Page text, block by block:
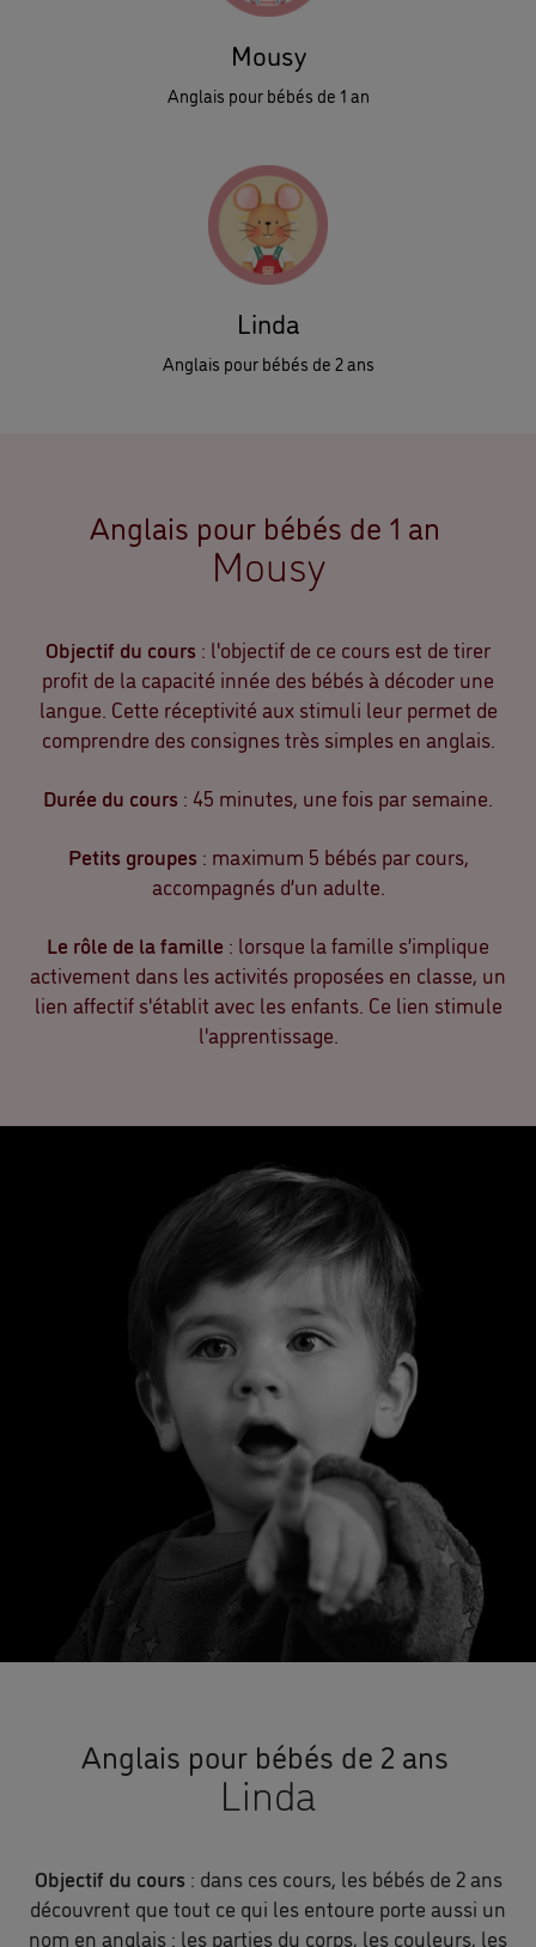
Mousy
Anglais pour bébés de 1 an
Linda
Anglais pour bébés de 2 ans
Anglais pour bébés de 1 an
Mousy
Objectif du cours : l'objectif de ce cours est de tirer
profit de la capacité innée des bébés à décoder une
langue. Cette réceptivité aux stimuli leur permet de
comprendre des consignes très simples en anglais.
Durée du cours : 45 minutes, une fois par semaine.
Petits groupes: maximum 5 bébés par cours,
accompagnés d’un adulte.
Le rôle de la famille : lorsque la famille s’implique
activement dans les activités proposées en classe, un
lien affectif s'établit avec les enfants. Ce lien stimule
l'apprentissage.
Anglais pour bébés de 2 ans
Linda
Objectif du cours : dans ces cours, les bébés de 2 ans
découvrent que tout ce qui les entoure porte aussi un
nom en anglais : les parties du corps, les couleurs, les